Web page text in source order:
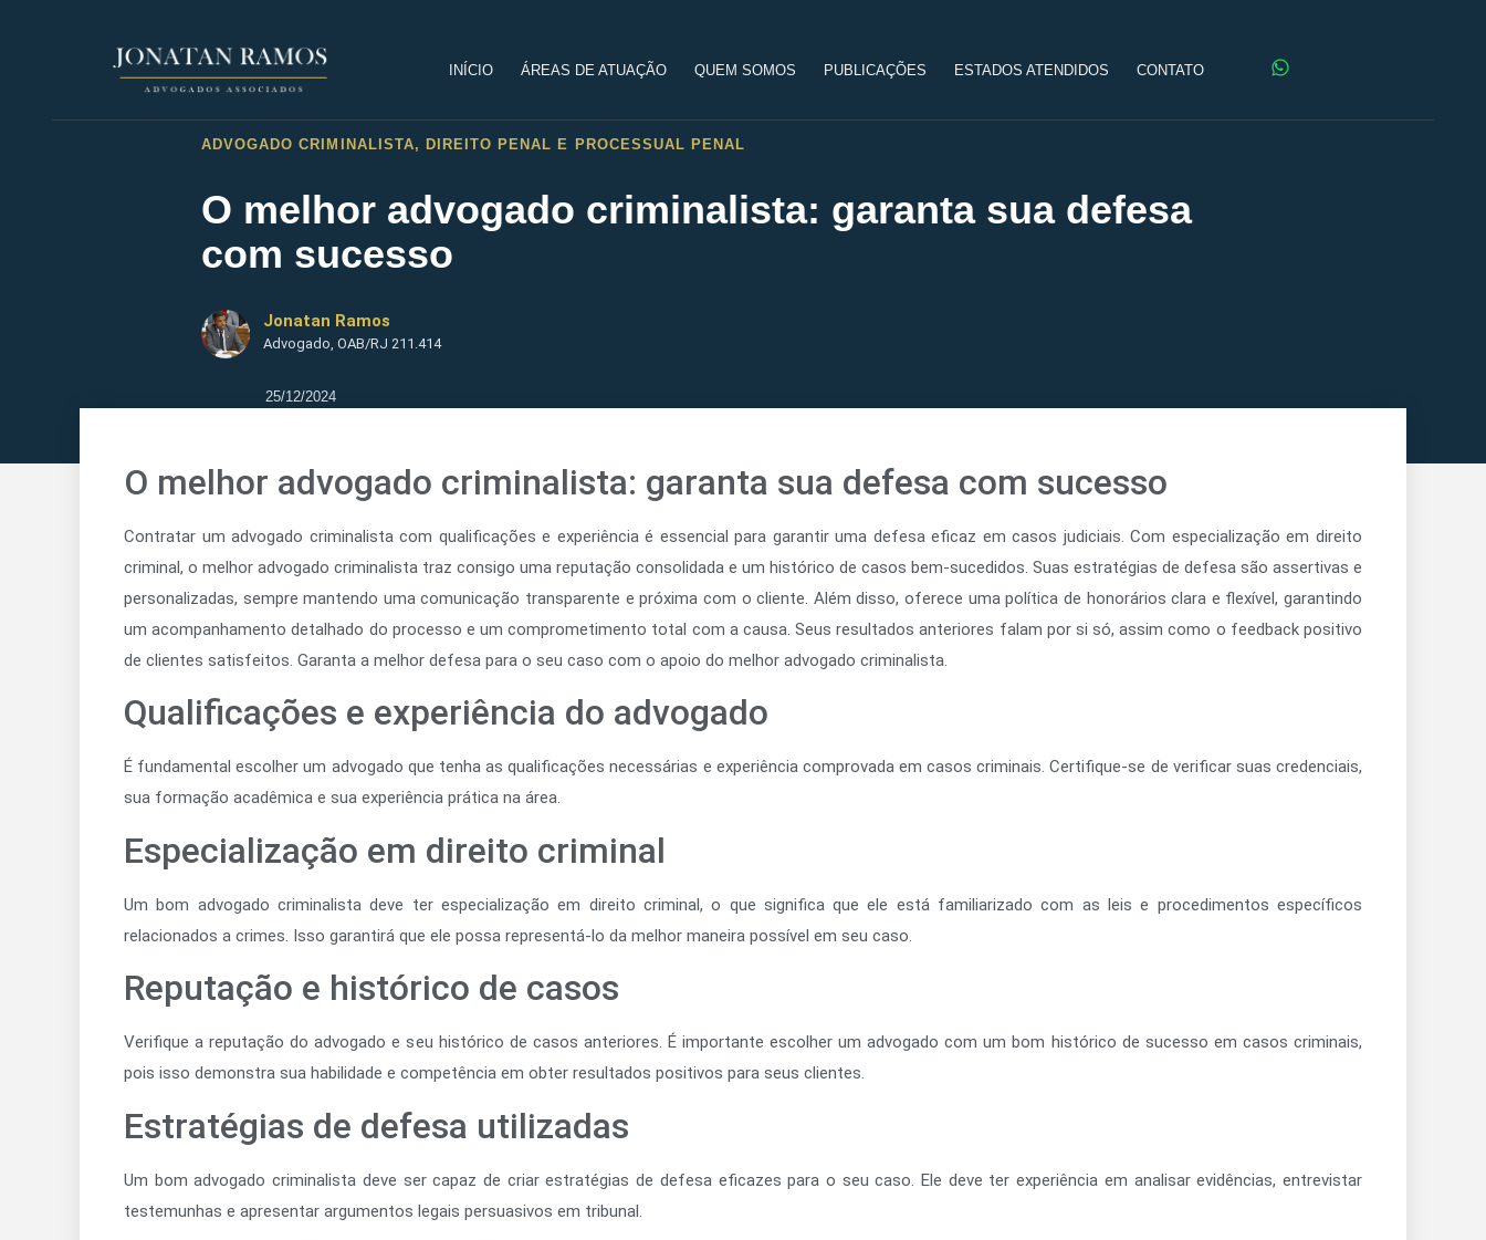
INÍCIO ÁREAS DE ATUAÇÃO QUEM SOMOS PUBLICAÇÕES ESTADOS ATENDIDOS CONTATO
ADVOGADO CRIMINALISTA, DIREITO PENAL E PROCESSUAL PENAL
O melhor advogado criminalista: garanta sua defesa
com sucesso
Jonatan Ramos
Advogado, OAB/RJ 211.414
25/12/2024
O melhor advogado criminalista: garanta sua defesa com sucesso
Contratar um advogado criminalista com qualificações e experiência é essencial para garantir uma defesa eficaz em casos judiciais. Com especialização em direito
criminal, o melhor advogado criminalista traz consigo uma reputação consolidada e um histórico de casos bem-sucedidos. Suas estratégias de defesa são assertivas e
personalizadas, sempre mantendo uma comunicação transparente e próxima com o cliente. Além disso, oferece uma política de honorários clara e flexível, garantindo
um acompanhamento detalhado do processo e um comprometimento total com a causa. Seus resultados anteriores falam por si só, assim como o feedback positivo
de clientes satisfeitos. Garanta a melhor defesa para o seu caso com o apoio do melhor advogado criminalista.
Qualificações e experiência do advogado
É fundamental escolher um advogado que tenha as qualificações necessárias e experiência comprovada em casos criminais. Certifique-se de verificar suas credenciais,
sua formação acadêmica e sua experiência prática na área.
Especialização em direito criminal
Um bom advogado criminalista deve ter especialização em direito criminal, o que significa que ele está familiarizado com as leis e procedimentos específicos
relacionados a crimes. Isso garantirá que ele possa representá-lo da melhor maneira possível em seu caso.
Reputação e histórico de casos
Verifique a reputação do advogado e seu histórico de casos anteriores. É importante escolher um advogado com um bom histórico de sucesso em casos criminais,
pois isso demonstra sua habilidade e competência em obter resultados positivos para seus clientes.
Estratégias de defesa utilizadas
Um bom advogado criminalista deve ser capaz de criar estratégias de defesa eficazes para o seu caso. Ele deve ter experiência em analisar evidências, entrevistar
testemunhas e apresentar argumentos legais persuasivos em tribunal.